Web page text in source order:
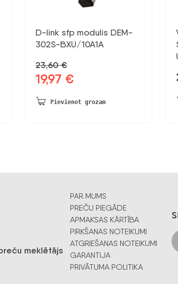
D-link sfp modulis DEM-
302S-BXU/10A1A
23,60€
Sākotnējā
bija:
19,97 €
ir:
Pievienot grozam
PAR MUMS
PREČU PIEGĀDE
APMAKSAS KĀRTĪBA
PIRKŠANAS NOTEIKUMI
ATGRIEŠANAS NOTEIKUMI
GARANTIJA
PRIVĀTUMA POLITIKA